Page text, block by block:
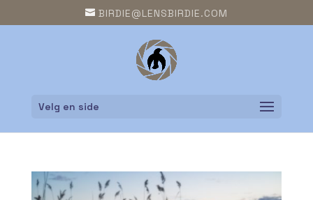
BIRDIE@LENSBIRDIE.COM
Velg en side